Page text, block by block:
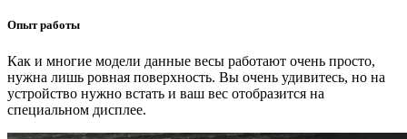
Опыт работы
Как и многие модели данные весы работают очень просто,
нужна лишь ровная поверхность. Вы очень удивитесь, но на
устройство нужно встать и ваш вес отобразится на
специальном дисплее.